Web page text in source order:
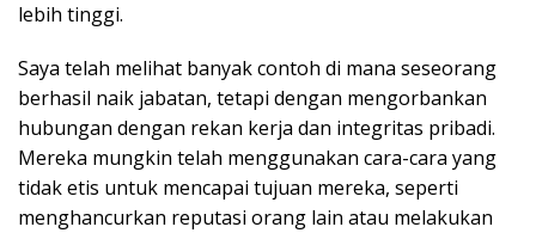
lebih tinggi.
Saya telah melihat banyak contoh di mana seseorang
berhasil naik jabatan, tetapi dengan mengorbankan
hubungan dengan rekan kerja dan integritas pribadi.
Mereka mungkin telah menggunakan cara-cara yang
tidak etis untuk mencapai tujuan mereka, seperti
menghancurkan reputasi orang lain atau melakukan